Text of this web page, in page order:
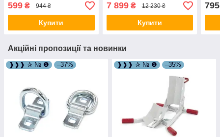
599 ₴ 944 ₴
Купити
7 899₴ 12 230 ₴
Купити
795
Акційні пропозиції та новинки
❱❱❱ ✰ № ❶ –37% ❱❱❱ ✰ № ❶ –35%